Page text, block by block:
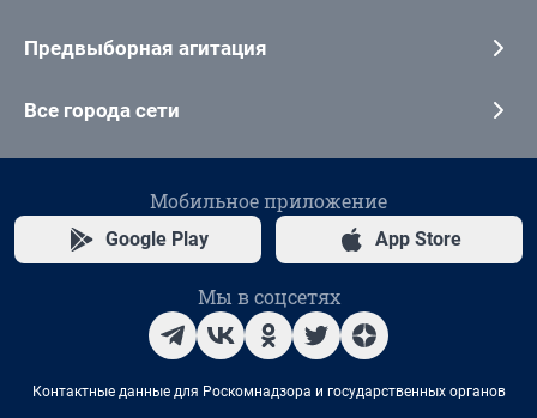
Предвыборная агитация
Все города сети
Мобильное приложение
Google Play App Store
Мы в соцсетях
Контактные данные для Роскомнадзора и государственных органов